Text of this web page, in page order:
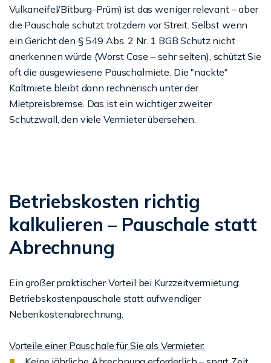
Vulkaneifel/Bitburg-Prüm) ist das weniger relevant – aber
die Pauschale schützt trotzdem vor Streit. Selbst wenn
ein Gericht den § 549 Abs. 2 Nr. 1 BGB Schutz nicht
anerkennen würde (Worst Case – sehr selten), schützt Sie
oft die ausgewiesene Pauschalmiete. Die "nackte"
Kaltmiete bleibt dann rechnerisch unter der
Mietpreisbremse. Das ist ein wichtiger zweiter
Schutzwall, den viele Vermieter übersehen.
Betriebskosten richtig
kalkulieren – Pauschale statt
Abrechnung
Ein großer praktischer Vorteil bei Kurzzeitvermietung:
Betriebskostenpauschale statt aufwendiger
Nebenkostenabrechnung.
Vorteile einer Pauschale für Sie als Vermieter: